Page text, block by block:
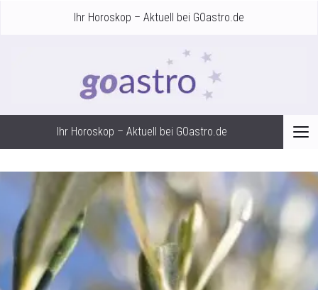
Ihr Horoskop – Aktuell bei GOastro.de
Ihr Horoskop – Aktuell bei GOastro.de